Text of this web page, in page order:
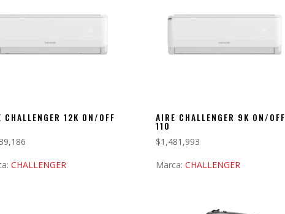
CHALLENGER 12K ON/OFF
CHALLENGER
AIRE CHALLENGER 9K ON/OFF
110
$1,481,993
Marca: CHALLENGER